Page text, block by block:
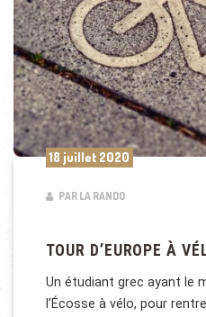
18 juillet 2020
PAR LA RANDO
TOUR D’EUROPE À
Un étudiant grec ayant le
l’Écosse à vélo, pour